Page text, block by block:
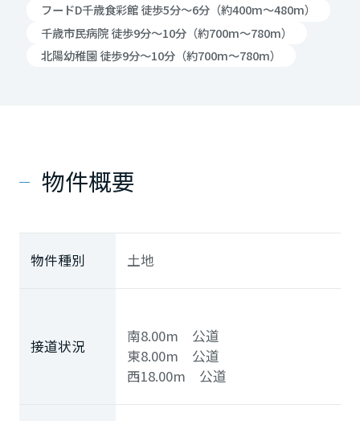
フードD千歳食彩館 徒歩5分～6分（約400m～480m）
千歳市民病院 徒歩9分～10分（約700m～780m）
北陽幼稚園 徒歩9分～10分（約700m～780m）
物件概要
物件種別 土地
接道状況
南8.00m 公道
東8.00m 公道
西18.00m 公道